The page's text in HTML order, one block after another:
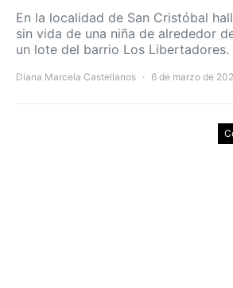
En la localidad de San Cristóbal
sin vida de una niña de alrededor
un lote del barrio Los Libertadores.
Diana Marcela Castellanos 6 de marzo de